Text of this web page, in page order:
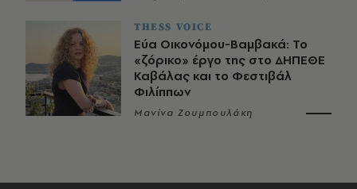
THESS VOICE
Εύα Οικονόμου-Βαμβακά: Το
«ζόρικο» έργο της στο ΔΗΠΕΘΕ
Καβάλας και το Φεστιβάλ
Φιλίππων
Μανίνα Ζουμπουλάκη